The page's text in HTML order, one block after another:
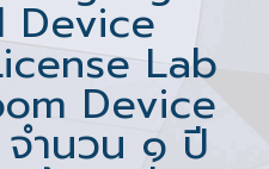
Device
Lab
Device
จำนวน ๑ ปี